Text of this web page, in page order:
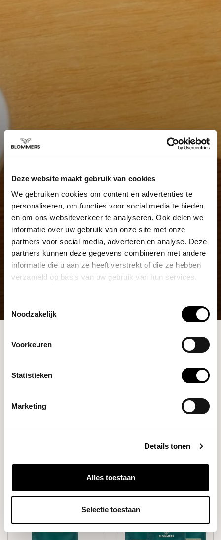
Deze website maakt gebruik van cookies
We gebruiken cookies om content en advertenties te
personaliseren, om functies voor social media te bieden
en om ons websiteverkeer te analyseren. Ook delen we
informatie over uw gebruik van onze site met onze
partners voor social media, adverteren en analyse. Deze
partners kunnen deze gegevens combineren met andere
informatie die u aan ze heeft verstrekt of die ze hebben
verzameld op basis van uw gebruik van hun services.
Noodzakelijk
Voorkeuren
Statistieken
Marketing
Details tonen
Alles toestaan
Selectie toestaan